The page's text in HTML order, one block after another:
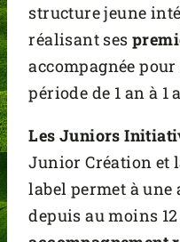
structure jeune
réalisant ses
accompagnée
période de 1 an à 1
Les Juniors
Junior Création et
label permet à
depuis au moins